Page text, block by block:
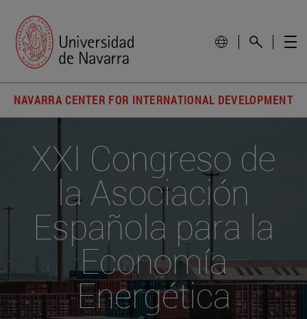
NAVARRA CENTER FOR INTERNATIONAL DEVELOPMENT
XXI Congreso de
la Asociación
Española para la
Economía
Energética